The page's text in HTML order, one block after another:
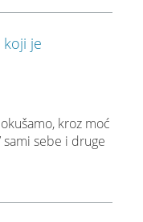
kroz moć
sami sebe i druge